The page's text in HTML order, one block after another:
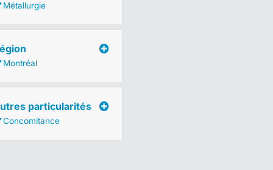
Métallurgie
Montréal
particularités
Concomitance